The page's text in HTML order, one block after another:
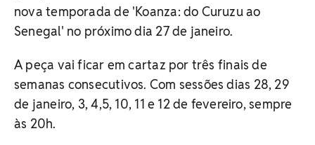
nova temporada de 'Koanza: do Curuzu ao
Senegal' no próximo dia 27 de janeiro.
A peça vai ficar em cartaz por três finais de
semanas consecutivos. Com sessões dias 28, 29
de janeiro, 3, 4,5, 10, 11 e 12 de fevereiro, sempre
às 20h.